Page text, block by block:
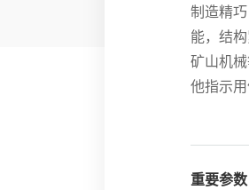
制造精
能，结
矿山机
他指示用
重要参数